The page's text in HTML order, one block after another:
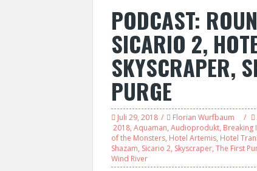
PODCAST:
SICARIO 2,
SKYSCRAPER,
PURGE
Juli 29, 2018 Florian Wurfbaum
2018, Aquaman, Audioprodukt, Breaking
of the Monsters, Hotel Artemis, Hotel
Shazam, Sicario 2, Skyscraper, The First
Wind River